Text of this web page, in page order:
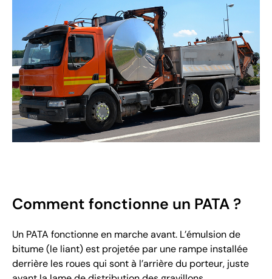
Comment fonctionne un PATA ?
Un PATA fonctionne en marche avant. L’émulsion de
bitume (le liant) est projetée par une rampe installée
derrière les roues qui sont à l’arrière du porteur, juste